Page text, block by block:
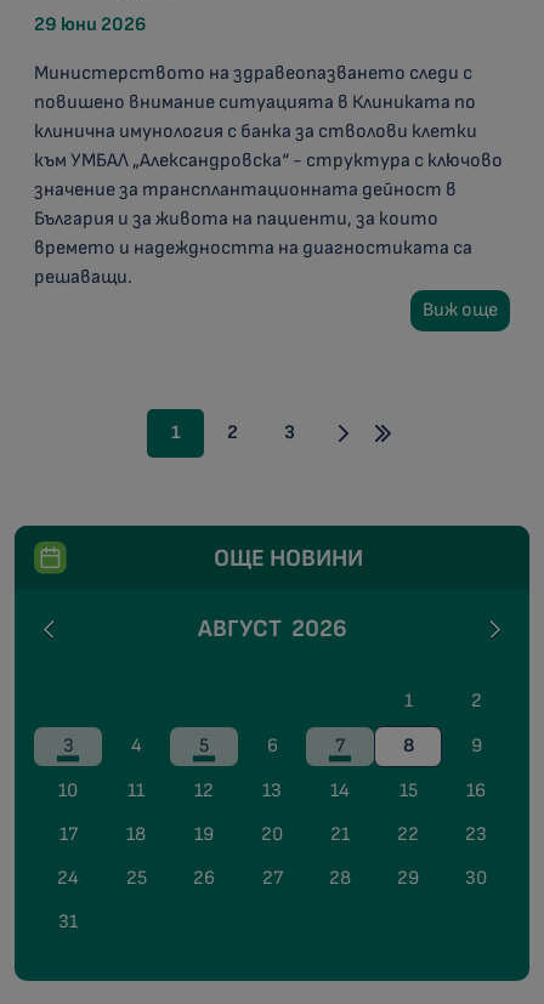
29 юни 2026
Министерството на здравеопазването следи с
повишено внимание ситуацията в Клиниката по
клинична имунология с банка за стволови клетки
към УМБАЛ „Александровска“ - структура с ключово
значение за трансплантационната дейност в
България и за живота на пациенти, за които
времето и надеждността на диагностиката са
решаващи.
Виж още
1 2 3
ОЩЕ НОВИНИ
АВГУСТ 2026
1
2
3
4 5 6 7 8
9
10
11 12 13 14 15
16
17
18 19 20 21 22
23
24
25 26 27 28 29
30
31